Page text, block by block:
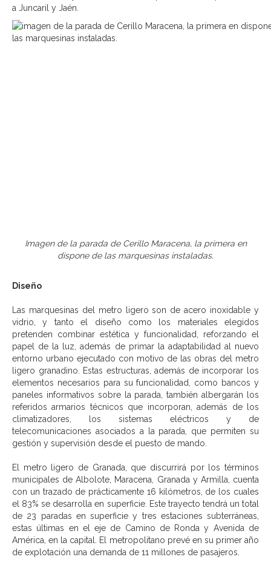
a Juncaril y Jaén.
Imagen de la parada de Cerillo Maracena, la primera en
dispone de las marquesinas instaladas.
Diseño
Las marquesinas del metro ligero son de acero inoxidable y
vidrio, y tanto el diseño como los materiales elegidos
pretenden combinar estética y funcionalidad, reforzando el
papel de la luz, además de primar la adaptabilidad al nuevo
entorno urbano ejecutado con motivo de las obras del metro
ligero granadino. Estas estructuras, además de incorporar los
elementos necesarios para su funcionalidad, como bancos y
paneles informativos sobre la parada, también albergarán los
referidos armarios técnicos que incorporan, además de los
climatizadores, los sistemas eléctricos y de
telecomunicaciones asociados a la parada, que permiten su
gestión y supervisión desde el puesto de mando.
El metro ligero de Granada, que discurrirá por los términos
municipales de Albolote, Maracena, Granada y Armilla, cuenta
con un trazado de prácticamente 16 kilómetros, de los cuales
el 83% se desarrolla en superficie. Este trayecto tendrá un total
de 23 paradas en superficie y tres estaciones subterráneas,
estas últimas en el eje de Camino de Ronda y Avenida de
América, en la capital. El metropolitano prevé en su primer año
de explotación una demanda de 11 millones de pasajeros.